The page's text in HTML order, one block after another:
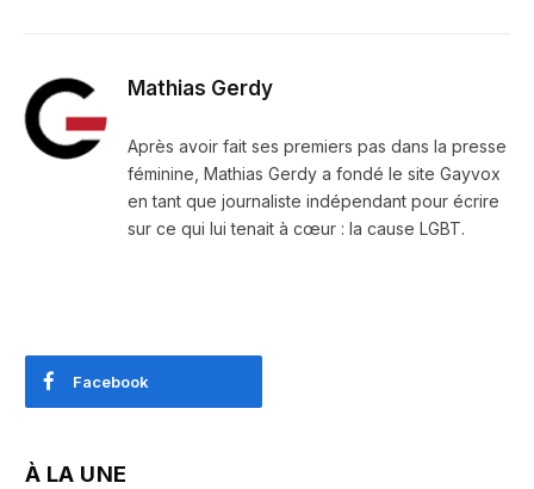
Mathias Gerdy
Après avoir fait ses premiers pas dans la presse
féminine, Mathias Gerdy a fondé le site Gayvox
en tant que journaliste indépendant pour écrire
sur ce qui lui tenait à cœur : la cause LGBT.
Facebook
À LA UNE